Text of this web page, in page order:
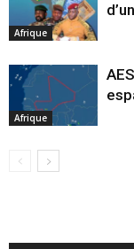
Afrique
Afrique